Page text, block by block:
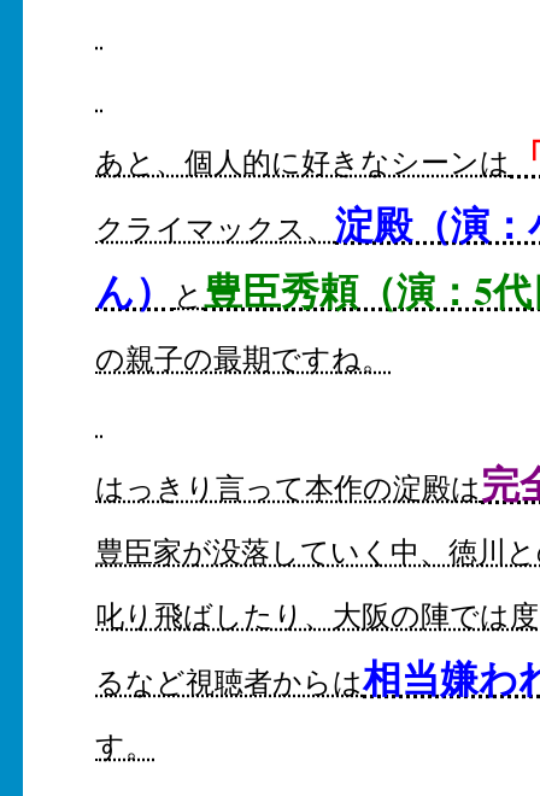
あと、個人的に好きなシーンは
クライマックス、淀殿（演
ん）
と豊臣秀頼（演：5
の親子の最期ですね。
はっきり言って本作の淀殿は完
豊臣家が没落していく中、徳川
叱り飛ばしたり、大阪の陣では
るなど視聴者からは相当嫌わ
す。